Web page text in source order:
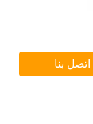
اتصل بنا